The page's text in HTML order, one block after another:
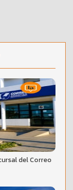
del Correo